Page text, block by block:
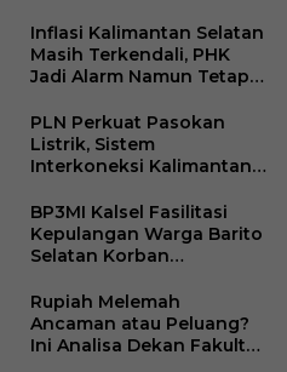
Kantor Desa Sumberpasir
Inflasi Kalimantan Selatan
Masih Terkendali, PHK
Jadi Alarm Namun Tetap
PLN Perkuat Pasokan
Listrik, Sistem
Interkoneksi Kalimantan
BP3MI Kalsel Fasilitasi
Kepulangan Warga Barito
Selatan Korban
Ilegal di Kamboja
Rupiah Melemah
Ancaman atau Peluang?
Ini Analisa Dekan Fakultas